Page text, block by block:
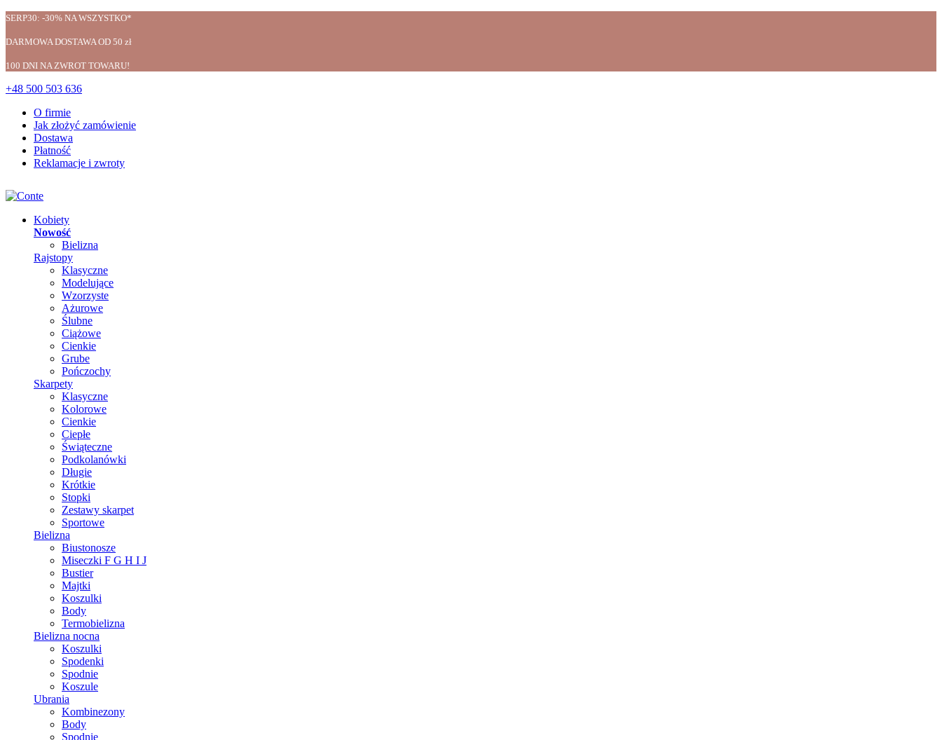
SERP30: -30% NA WSZYSTKO*
DARMOWA DOSTAWA OD 50 zł
100 DNI NA ZWROT TOWARU!
+48 500 503 636
O firmie
Jak złożyć zamówienie
Dostawa
Płatność
Reklamacje i zwroty
Kobiety
Nowość
Bielizna
Rajstopy
Klasyczne
Modelujące
Wzorzyste
Ażurowe
Ślubne
Ciążowe
Cienkie
Grube
Pończochy
Skarpety
Klasyczne
Kolorowe
Cienkie
Ciepłe
Świąteczne
Podkolanówki
Długie
Krótkie
Stopki
Zestawy skarpet
Sportowe
Bielizna
Biustonosze
Miseczki F G H I J
Bustier
Majtki
Koszulki
Body
Termobielizna
Bielizna nocna
Koszulki
Spodenki
Spodnie
Koszule
Ubrania
Kombinezony
Body
Spodnie